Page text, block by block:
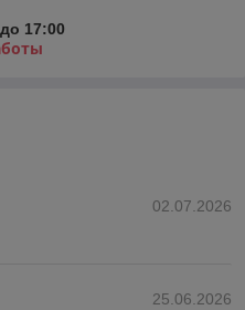
17:00
02.07.2026
25.06.2026